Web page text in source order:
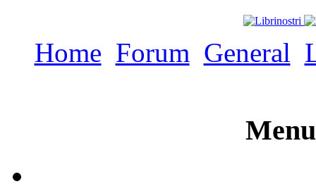
Home Forum General